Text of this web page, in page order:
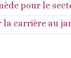
pour le
la carrière au